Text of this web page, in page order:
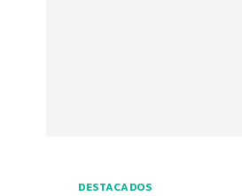
DESTACADOS